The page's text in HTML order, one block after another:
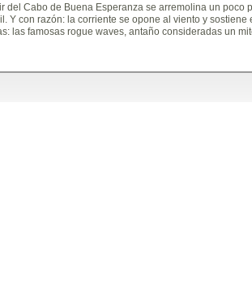
del Cabo de Buena Esperanza se arremolina un poco
Y con razón: la corriente se opone al viento y
las famosas rogue waves, antaño consideradas un